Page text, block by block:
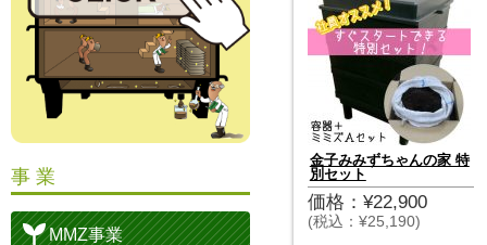
金子みみずちゃんの家 特
別セット
価格：¥22,900
(税込：¥25,190)
事 業
MMZ事業